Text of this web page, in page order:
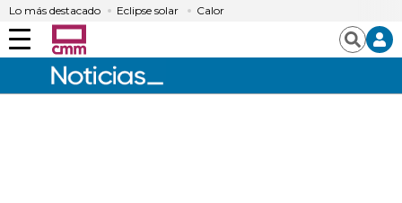
Lo más destacado Eclipse solar Calor
Menú Buscar